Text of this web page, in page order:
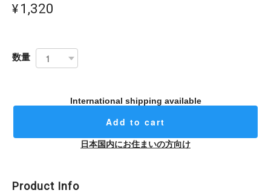
¥1,320
数量
International shipping available
Add to cart
日本国内にお住まいの方向け
Product Info